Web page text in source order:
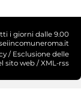
i giorni dalle 9.00
/ Esclusione delle
sito web /XML-rss